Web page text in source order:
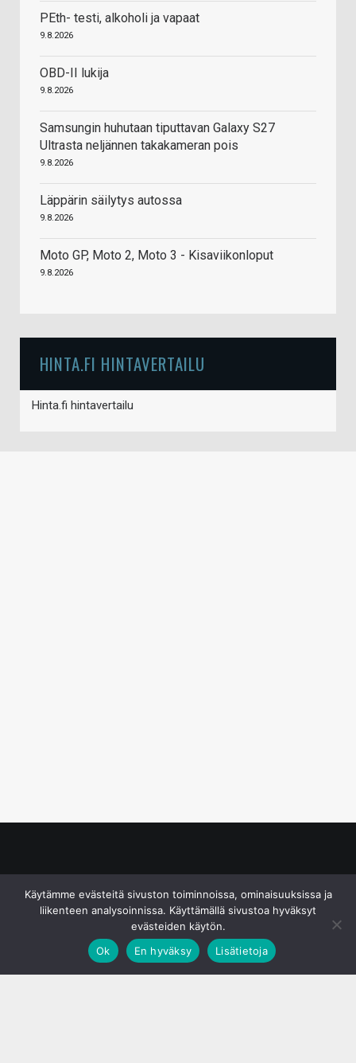
PEth- testi, alkoholi ja vapaat
9.8.2026
OBD-II lukija
9.8.2026
Samsungin huhutaan tiputtavan Galaxy S27
Ultrasta neljännen takakameran pois
9.8.2026
Läppärin säilytys autossa
9.8.2026
Moto GP, Moto 2, Moto 3 - Kisaviikonloput
9.8.2026
HINTA.FI HINTAVERTAILU
Hinta.fi hintavertailu
Käytämme evästeitä sivuston toiminnoissa, ominaisuuksissa ja
liikenteen analysoinnissa. Käyttämällä sivustoa hyväksyt
evästeiden käytön.
Ok
En hyväksy Lisätietoja